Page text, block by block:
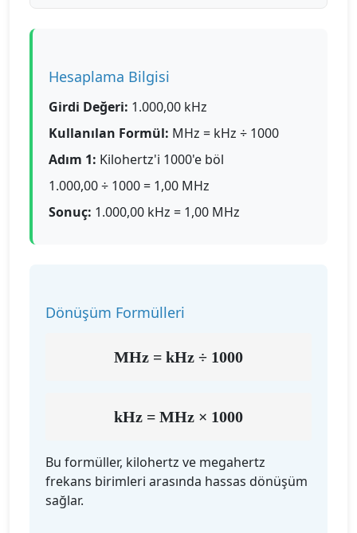
Hesaplama Bilgisi
Girdi Değeri: 1.000,00 kHz
Kullanılan Formül: MHz = kHz ÷ 1000
Adım 1: Kilohertz'i 1000'e böl
1.000,00 ÷ 1000 = 1,00 MHz
Sonuç: 1.000,00 kHz = 1,00 MHz
Dönüşüm Formülleri
MHz = kHz ÷ 1000
kHz = MHz × 1000
Bu formüller, kilohertz ve megahertz
frekans birimleri arasında hassas dönüşüm
sağlar.